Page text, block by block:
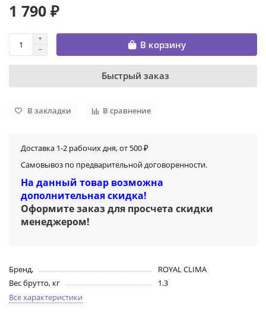
1 790 ₽
В корзину
Быстрый заказ
В закладки В сравнение
Доставка 1-2 рабочих дня, от 500 ₽
Самовывоз по предварительной договоренности.
На данный товар возможна
дополнительная скидка!
Оформите заказ для просчета скидки
менеджером!
Бренд,
ROYAL CLIMA
Вес брутто, кг
1.3
Все характеристики